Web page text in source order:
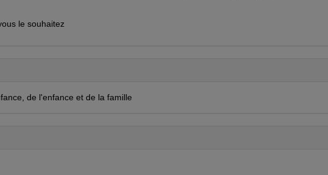
le souhaitez
de l'enfance et de la famille